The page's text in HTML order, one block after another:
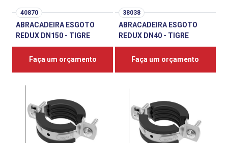
40870
ABRACADEIRA ESGOTO
REDUX DN150 - TIGRE
Faça um orçamento
38038
ABRACADEIRA ESGOTO
REDUX DN40 - TIGRE
Faça um orçamento